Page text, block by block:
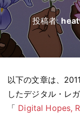
投稿者:
以下の文章は、
したデジタル・レ
「 Digital Hopes,